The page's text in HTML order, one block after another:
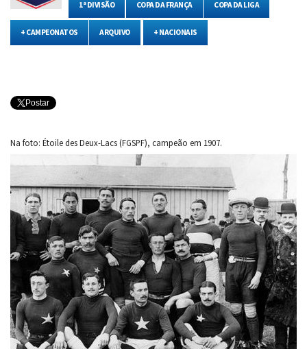
1ª DIVISÃO COPA DA FRANÇA COPA DA LIGA
+ CAMPEONATOS ARQUIVO + NACIONAIS
Postar
Na foto: Étoile des Deux-Lacs (FGSPF), campeão em 1907.